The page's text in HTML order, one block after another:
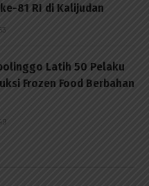
81 RI di Kalijudan
Latih 50 Pelaku
Frozen Food Berbahan